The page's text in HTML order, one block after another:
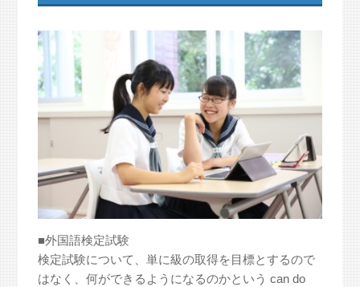
■外国語検定試験
検定試験について、単に級の取得を目標とするので
はなく、何ができるようになるのかという can do